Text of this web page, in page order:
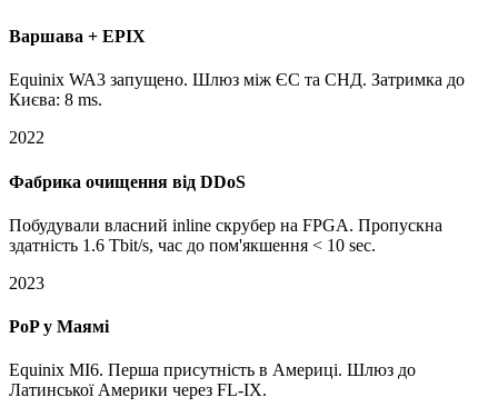
Варшава + EPIX
Equinix WA3 запущено. Шлюз між ЄС та СНД. Затримка до
Києва: 8 ms.
2022
Фабрика очищення від DDoS
Побудували власний inline скрубер на FPGA. Пропускна
здатність 1.6 Tbit/s, час до пом'якшення < 10 sec.
2023
PoP у Маямі
Equinix MI6. Перша присутність в Америці. Шлюз до
Латинської Америки через FL-IX.